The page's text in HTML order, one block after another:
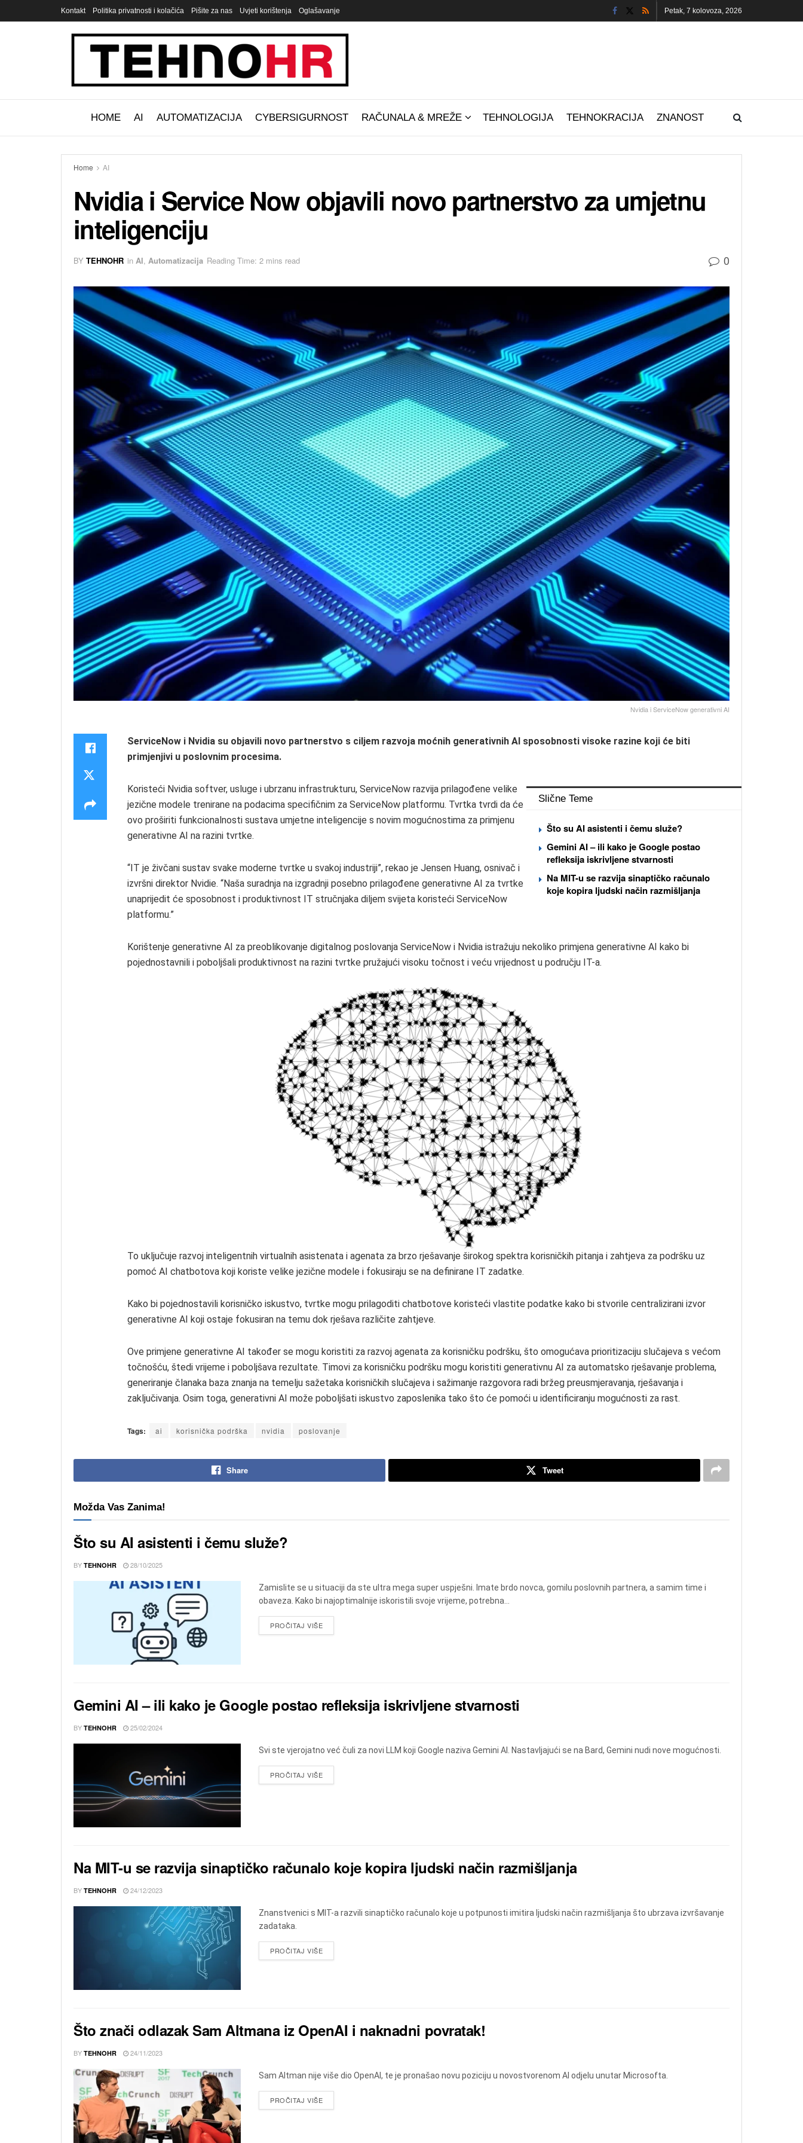
Kontakt Politika privatnosti i kolačića Pišite za nas Uvjeti korištenja Oglašavanje Petak, 7 kolovoza, 2026
HOME AI AUTOMATIZACIJA CYBERSIGURNOST RAČUNALA & MREŽE TEHNOLOGIJA TEHNOKRACIJA ZNANOST
Home AI
Nvidia i Service Now objavili novo partnerstvo za umjetnu
inteligenciju
BY TEHNOHR in AI, Automatizacija Reading Time: 2 mins read 0
Nvidia i ServiceNow generativni AI
ServiceNow i Nvidia su objavili novo partnerstvo s ciljem razvoja moćnih generativnih AI sposobnosti visoke razine koji će biti
primjenjivi u poslovnim procesima.
Slične Teme
Što su AI asistenti i čemu služe?
Gemini AI – ili kako je Google postao
refleksija iskrivljene stvarnosti
Na MIT-u se razvija sinaptičko računalo
koje kopira ljudski način razmišljanja
Koristeći Nvidia softver, usluge i ubrzanu infrastrukturu, ServiceNow razvija prilagođene velike
jezične modele trenirane na podacima specifičnim za ServiceNow platformu. Tvrtka tvrdi da će
ovo proširiti funkcionalnosti sustava umjetne inteligencije s novim mogućnostima za primjenu
generativne AI na razini tvrtke.
“IT je živčani sustav svake moderne tvrtke u svakoj industriji”, rekao je Jensen Huang, osnivač i
izvršni direktor Nvidie. “Naša suradnja na izgradnji posebno prilagođene generativne AI za tvrtke
unaprijedit će sposobnost i produktivnost IT stručnjaka diljem svijeta koristeći ServiceNow
platformu.”
Korištenje generativne AI za preoblikovanje digitalnog poslovanja ServiceNow i Nvidia istražuju nekoliko primjena generativne AI kako bi
pojednostavnili i poboljšali produktivnost na razini tvrtke pružajući visoku točnost i veću vrijednost u području IT-a.
To uključuje razvoj inteligentnih virtualnih asistenata i agenata za brzo rješavanje širokog spektra korisničkih pitanja i zahtjeva za podršku uz
pomoć AI chatbotova koji koriste velike jezične modele i fokusiraju se na definirane IT zadatke.
Kako bi pojednostavili korisničko iskustvo, tvrtke mogu prilagoditi chatbotove koristeći vlastite podatke kako bi stvorile centralizirani izvor
generativne AI koji ostaje fokusiran na temu dok rješava različite zahtjeve.
Ove primjene generativne AI također se mogu koristiti za razvoj agenata za korisničku podršku, što omogućava prioritizaciju slučajeva s većom
točnošću, štedi vrijeme i poboljšava rezultate. Timovi za korisničku podršku mogu koristiti generativnu AI za automatsko rješavanje problema,
generiranje članaka baza znanja na temelju sažetaka korisničkih slučajeva i sažimanje razgovora radi bržeg preusmjeravanja, rješavanja i
zaključivanja. Osim toga, generativni AI može poboljšati iskustvo zaposlenika tako što će pomoći u identificiranju mogućnosti za rast.
Tags: ai korisnička podrška nvidia poslovanje
Share Tweet
Možda Vas Zanima!
Što su AI asistenti i čemu služe?
BY TEHNOHR 28/10/2025
Zamislite se u situaciji da ste ultra mega super uspješni. Imate brdo novca, gomilu poslovnih partnera, a samim time i
obaveza. Kako bi najoptimalnije iskoristili svoje vrijeme, potrebna...
PROČITAJ VIŠEDETAILS
Gemini AI – ili kako je Google postao refleksija iskrivljene stvarnosti
BY TEHNOHR 25/02/2024
Svi ste vjerojatno već čuli za novi LLM koji Google naziva Gemini AI. Nastavljajući se na Bard, Gemini nudi nove mogućnosti.
PROČITAJ VIŠEDETAILS
Na MIT-u se razvija sinaptičko računalo koje kopira ljudski način razmišljanja
BY TEHNOHR 24/12/2023
Znanstvenici s MIT-a razvili sinaptičko računalo koje u potpunosti imitira ljudski način razmišljanja što ubrzava izvršavanje
zadataka.
PROČITAJ VIŠEDETAILS
Što znači odlazak Sam Altmana iz OpenAI i naknadni povratak!
BY TEHNOHR 24/11/2023
Sam Altman nije više dio OpenAI, te je pronašao novu poziciju u novostvorenom AI odjelu unutar Microsofta.
PROČITAJ VIŠEDETAILS